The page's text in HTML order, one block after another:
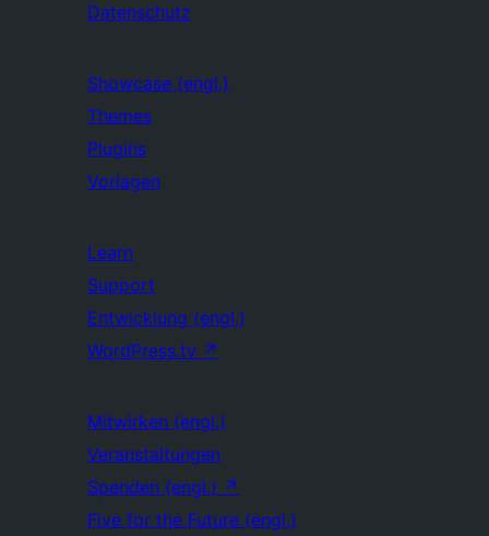
Datenschutz
Showcase (engl.)
Themes
Plugins
Vorlagen
Learn
Support
Entwicklung (engl.)
WordPress.tv ↗
Mitwirken (engl.)
Veranstaltungen
Spenden (engl.) ↗
Five for the Future (engl.)